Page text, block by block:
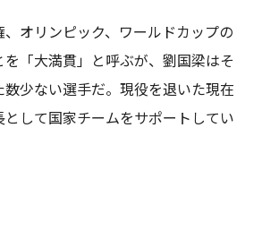
オリンピック、ワールドカップの
「大満貫」と呼ぶが、劉国梁はそ
少ない選手だ。現役を退いた現在
して国家チームをサポートしてい